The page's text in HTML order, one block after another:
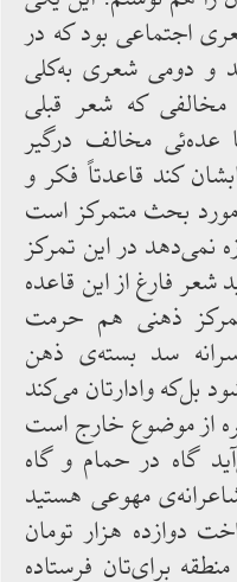
‌اجتماعی بود که‌ در
و دومی شعری به‌کلی
که شعر قبلی
عده‌ئی مخالف درگیر
کند قاعدتاً فکر و
بحث متمرکز است
نمی‌دهد در این تمرکز
شعر فارغ از این قاعده
ذهنی‌ هم حرمت
سد بسته‌ی ‌ذهن
بل‌که وادارتان می‌کند
از موضوع خارج است
گاه‌ در حمام و گاه‌
‌مهوعی هستید
دوازده‌ هزار تومان
برای‌تان فرستاده